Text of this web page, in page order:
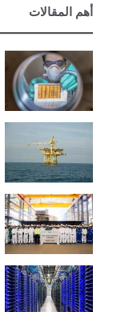
أهم المقالات